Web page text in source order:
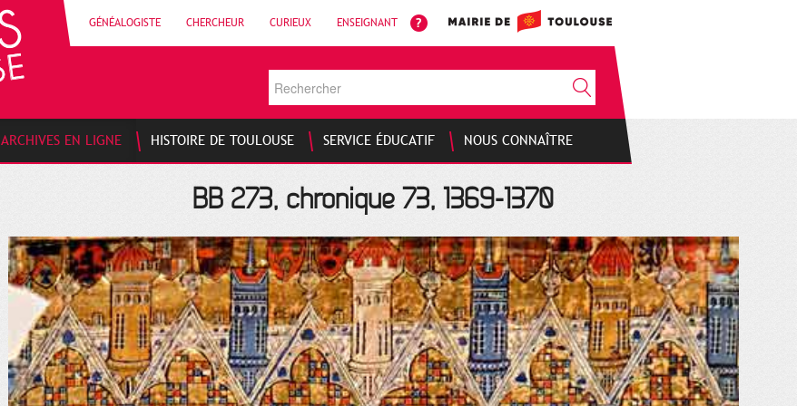
GÉNÉALOGISTE CHERCHEUR CURIEUX ENSEIGNANT
ARCHIVES EN LIGNE HISTOIRE DE TOULOUSE SERVICE ÉDUCATIF NOUS CONNAÎTRE
BB 273, chronique 73, 1369-1370